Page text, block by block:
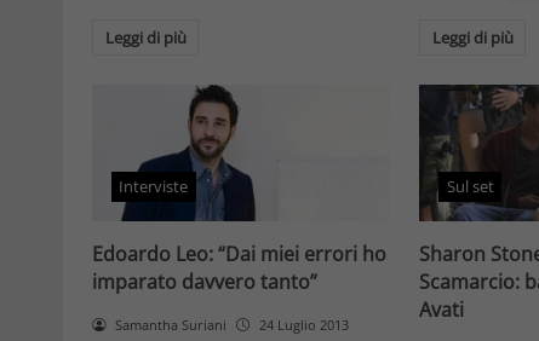
Leggi di più Leggi di più
Interviste
Edoardo Leo: “Dai miei errori ho
imparato davvero tanto”
Samantha Suriani 24 Luglio 2013
Sul set
Sharon
Scamarcio:
Avati